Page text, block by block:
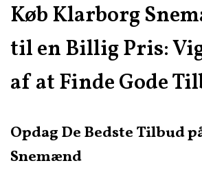
Køb Klarborg
til en Billig Pris:
af at Finde Gode
Opdag De Bedste Tilbud
Snemænd